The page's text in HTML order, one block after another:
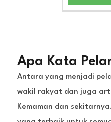
Apa Kata
Antara yang menjadi
wakil rakyat dan juga
Kemaman dan